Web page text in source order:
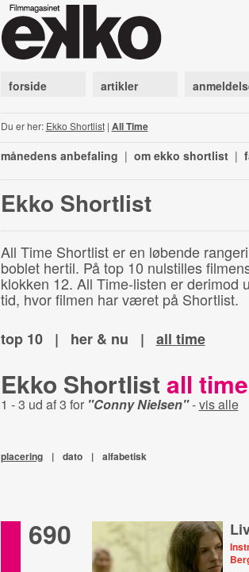
forside artikler
Du er her: Ekko Shortlist| All Time
månedens anbefaling | om ekko shortlist |
Ekko Shortlist
All Time Shortlist er en løbende
boblet hertil. På top 10 nulstilles
klokken 12. All Time-listen er derimod
tid, hvor filmen har været på Shortlist.
top 10
| her & nu | all time
Ekko Shortlist all time
1 - 3 ud af 3 for "Conny Nielsen"-vis alle
placering | dato | alfabetisk
690